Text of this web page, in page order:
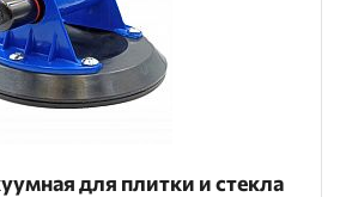
для плитки и стекла